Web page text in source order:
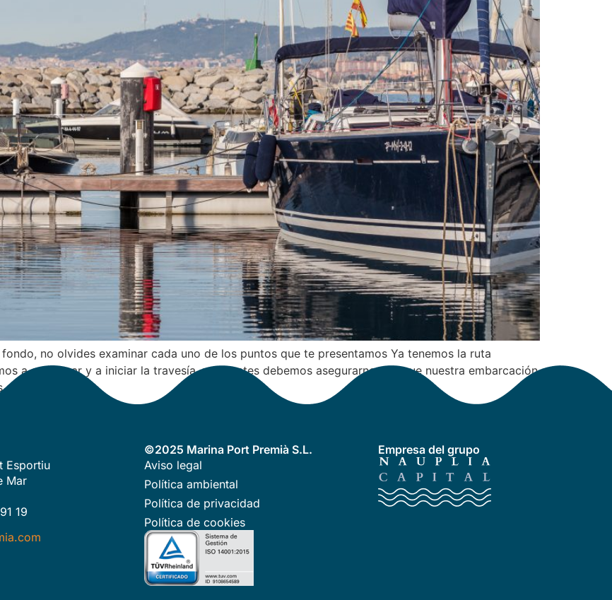
no olvides examinar cada uno de los puntos que te presentamos Ya tenemos la ruta
a embarcar y a iniciar la travesía, pero antes debemos asegurarnos de que nuestra embarcación
con […]
Esportiu
Mar
19
©2025 Marina Port Premià S.L.
Aviso legal
Política ambiental
Política de privacidad
Política de cookies
Empresa del grupo